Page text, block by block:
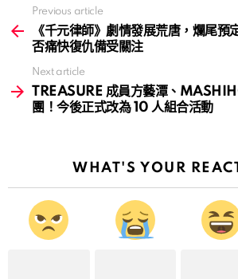
more
Previous article
《千元律師》劇情發展荒唐，爛尾預
否痛快復仇備受關注
Next article
TREASURE 成員方藝潭、
團！今後正式改為 10 人組合活動
WHAT'S YOUR